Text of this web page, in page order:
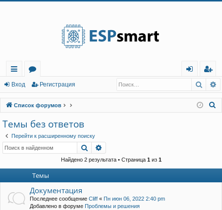
с
ы
лк
и
о
ру
м
ы
д
г
ис
тр
Вход Регистрация
Список форумов
Темы без ответов
Перейти к расширенному поиску
Поиск
Найдено 2 результата • Страница 1из 1
Темы
Документация
Последнее сообщение Cliff « Пн июн 06, 2022 2:40 pm
Добавлено в форуме Проблемы и решения